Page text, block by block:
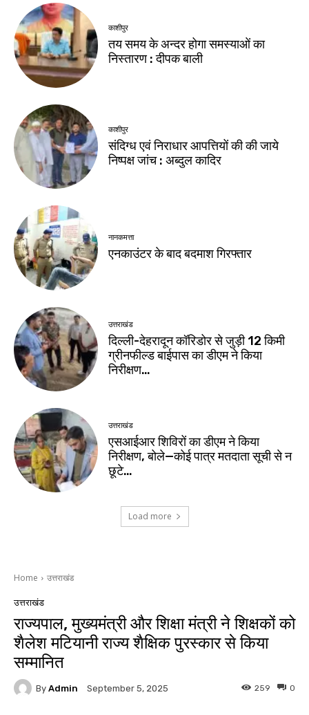
काशीपुर
तय समय के अन्दर होगा समस्याओं का
निस्तारण : दीपक बाली
काशीपुर
संदिग्ध एवं निराधार आपत्तियों की की जाये
निष्पक्ष जांच : अब्दुल कादिर
नानकमत्ता
एनकाउंटर के बाद बदमाश गिरफ्तार
उत्तराखंड
दिल्ली-देहरादून कॉरिडोर से जुड़ी 12 किमी
ग्रीनफील्ड बाईपास का डीएम ने किया
निरीक्षण…
उत्तराखंड
एसआईआर शिविरों का डीएम ने किया
निरीक्षण, बोले—कोई पात्र मतदाता सूची से न
छूटे…
Load more